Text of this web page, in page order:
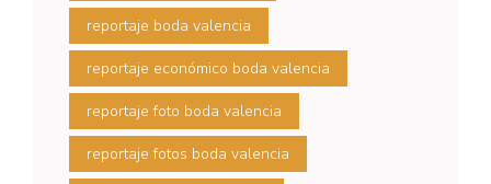
reportaje boda valencia
reportaje económico boda valencia
reportaje foto boda valencia
reportaje fotos boda valencia